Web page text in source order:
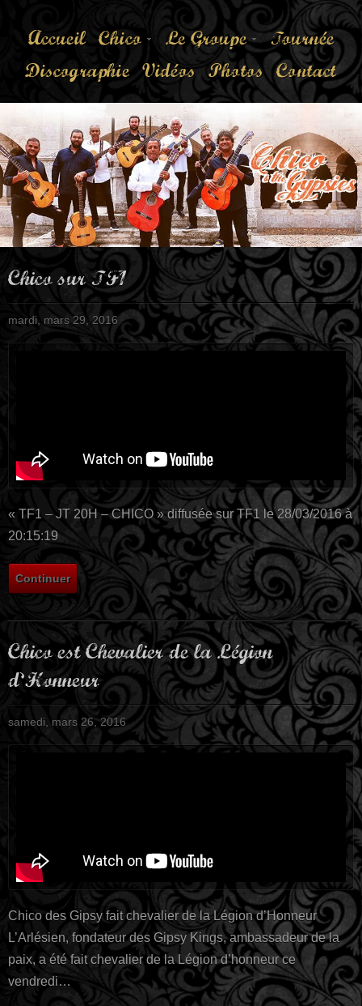
Accueil Chico Le Groupe
Tournée
Discographie Vidéos Photos Contact
Chico sur TF1
mardi, mars 29, 2016
« TF1 – JT 20H – CHICO » diffusée sur TF1 le 28/03/2016 à
20:15:19
Continuer
Chico est Chevalier de la Légion
d’Honneur
samedi, mars 26, 2016
Chico des Gipsy fait chevalier de la Légion d’Honneur
L’Arlésien, fondateur des Gipsy Kings, ambassadeur de la
paix, a été fait chevalier de la Légion d’honneur ce
vendredi…